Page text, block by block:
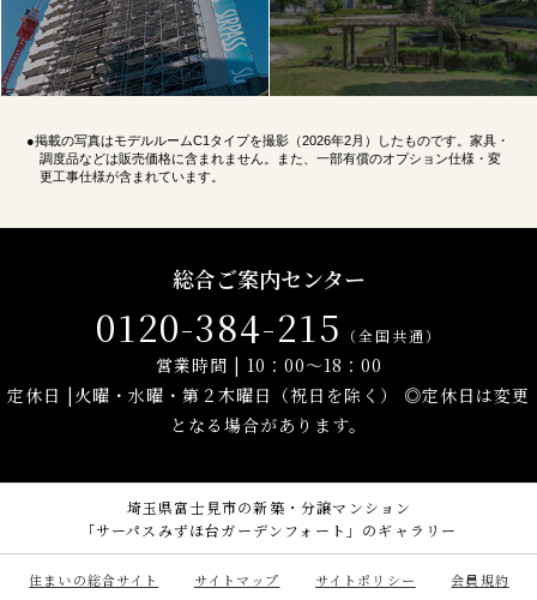
埼玉県富士見市の新築・分譲マンション
「サーパスみずほ台ガーデンフォート」のギャラリー
●掲載の写真はモデルルームC1タイプを撮影（2026年2月）したものです。家具・
調度品などは販売価格に含まれません。また、一部有償のオプション仕様・変
更工事仕様が含まれています。
総合ご案内センター
0120-384-215 （全国共通）
営業時間 | 10：00～18：00
定休日 |火曜・水曜・第２木曜日（祝日を除く） ◎定休日は変更
となる場合があります。
住まいの総合サイト サイトマップ サイトポリシー
会員規約